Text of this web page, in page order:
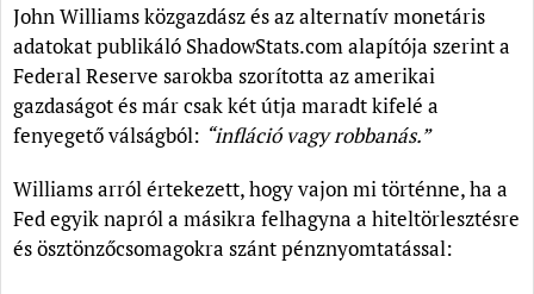
John Williams közgazdász és az alternatív monetáris
adatokat publikáló ShadowStats.com alapítója szerint a
Federal Reserve sarokba szorította az amerikai
gazdaságot és már csak két útja maradt kifelé a
fenyegető válságból: “infláció vagy robbanás.”
Williams arról értekezett, hogy vajon mi történne, ha a
Fed egyik napról a másikra felhagyna a hiteltörlesztésre
és ösztönzőcsomagokra szánt pénznyomtatással: